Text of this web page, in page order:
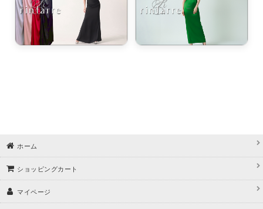
ホーム
ショッピングカート
マイページ